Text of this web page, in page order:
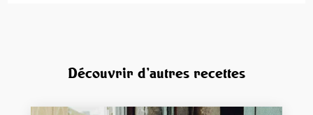
Découvrir d'autres recettes